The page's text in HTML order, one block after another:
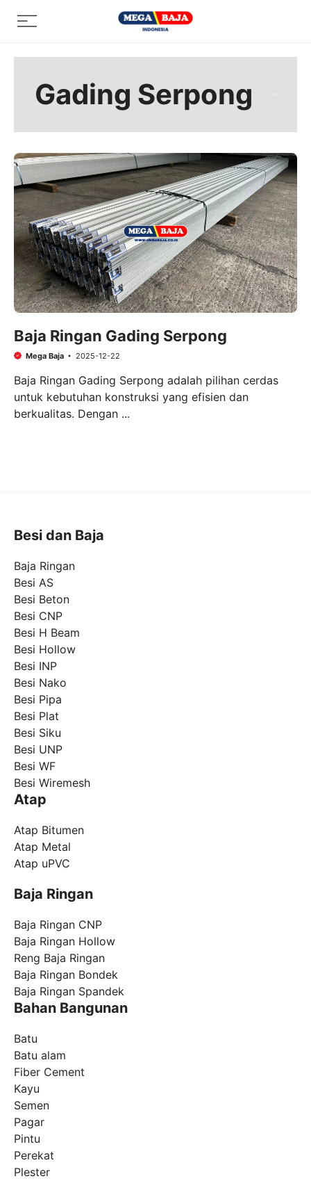
Menu
Gading Serpong
Baja Ringan Gading Serpong
Mega Baja 2025-12-22
Baja Ringan Gading Serpong adalah pilihan cerdas
untuk kebutuhan konstruksi yang efisien dan
berkualitas. Dengan ...
Besi dan Baja
Baja Ringan
Besi AS
Besi Beton
Besi CNP
Besi H Beam
Besi Hollow
Besi INP
Besi Nako
Besi Pipa
Besi Plat
Besi Siku
Besi UNP
Besi WF
Besi Wiremesh
Atap
Atap Bitumen
Atap Metal
Atap uPVC
Baja Ringan
Baja Ringan CNP
Baja Ringan Hollow
Reng Baja Ringan
Baja Ringan Bondek
Baja Ringan Spandek
Bahan Bangunan
Batu
Batu alam
Fiber Cement
Kayu
Semen
Pagar
Pintu
Perekat
Plester